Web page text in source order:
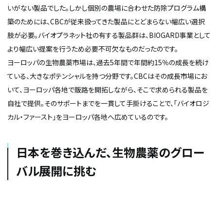
いがない製品でした。しかし個別の農場に合わせた防除プログラム構
築のためには、CBCが従来扱ってきた製品にとどまらない幅広い選択
肢が必要。バイオプラネット社の有する製品群は、BIOGARD事業として
より幅広い提案を行うため必要不可欠なものだったのです。
ヨーロッパの生物農薬市場は、過去5年間で年間約15％の成長を続け
ている、大きなポテンシャルを持つ分野です。CBCはその成長市場にお
いて、ヨーロッパ各地で販路を開拓しながら、そこで求められる製品を
自社で提供。そのサポートまでを一貫して手掛けることで、「バイオロジ
カル・ファースト」をヨーロッパ各地へ広めているのです。
日本を巻き込んだ、生物農薬のグロー
バル展開に挑む